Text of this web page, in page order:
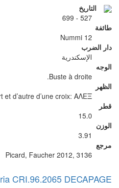
التاريخ
527 - 699
طائفة
12 Nummi
دار الضرب
الإسكندرية
الوجه
Buste à droite.
الظهر
et d’autre d’une croix: ΑΛΕΞ
قطر
15.0
الوزن
3.91
مرجع
Picard, Faucher 2012, 3136
CRI.96.2065 DECAPAGE